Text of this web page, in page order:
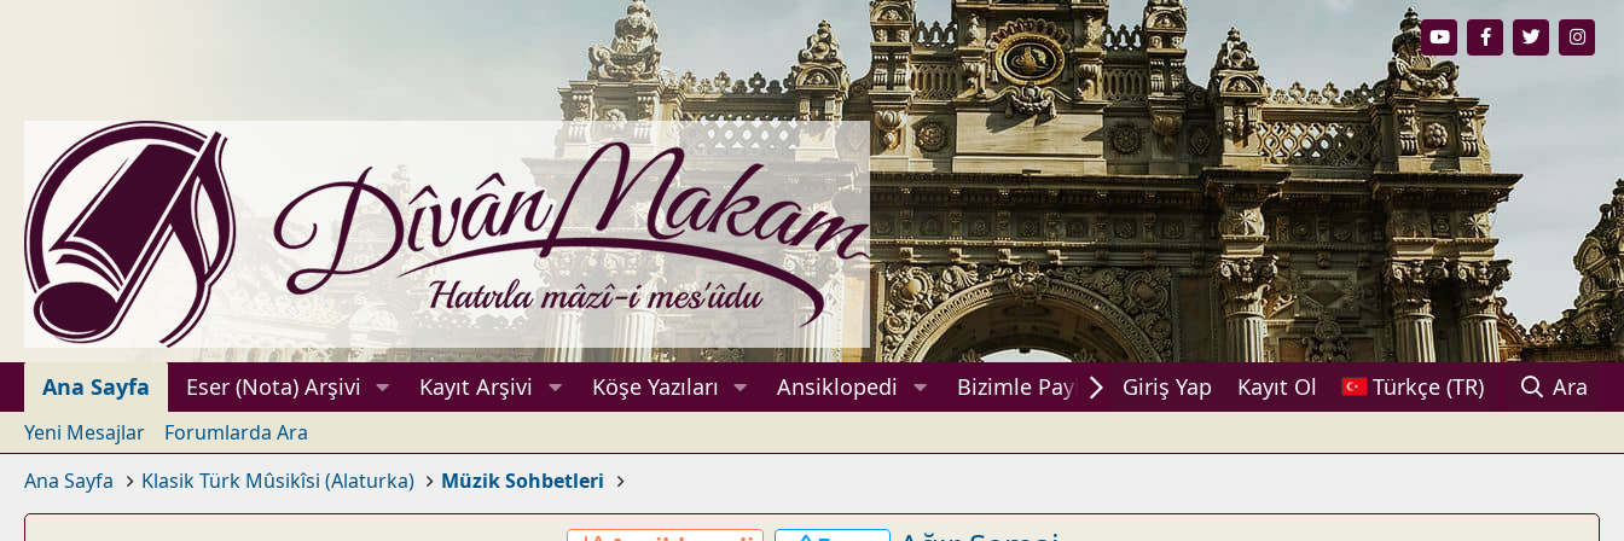
Ana Sayfa Eser (Nota) Arşivi Kayıt Arşivi Köşe Yazıları Ansiklopedi Bizimle Paylaşın!Giriş Yap Kayıt Ol Türkçe (TR) Ara
Yeni Mesajlar
Forumlarda Ara
Ana Sayfa
Klasik Türk Mûsikîsi (Alaturka) Müzik Sohbetleri